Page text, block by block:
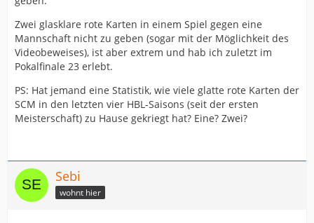
Zwei glasklare rote Karten in einem Spiel gegen eine
Mannschaft nicht zu geben (sogar mit der Möglichkeit des
Videobeweises), ist aber extrem und hab ich zuletzt im
Pokalfinale 23 erlebt.
PS: Hat jemand eine Statistik, wie viele glatte rote Karten der
SCM in den letzten vier HBL-Saisons (seit der ersten
Meisterschaft) zu Hause gekriegt hat? Eine? Zwei?
Sebi
wohnt hier